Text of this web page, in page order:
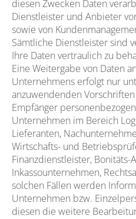
diesen Zwecken Daten
Dienstleister und Anbieter
sowie von
Sämtliche Dienstleister sind
Ihre Daten vertraulich zu
Eine Weitergabe von Daten
Unternehmens erfolgt nur
anzuwendenden
Empfänger
Unternehmen im Bereich
Lieferanten,
Wirtschafts- und
Finanzdienstleister, Bonitäts-
Inkassounternehmen,
solchen Fällen werden
Unternehmen bzw.
diesen die weitere